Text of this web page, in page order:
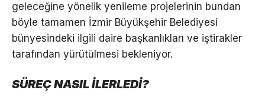
geleceğine yönelik yenileme projelerinin bundan
böyle tamamen İzmir Büyükşehir Belediyesi
bünyesindeki ilgili daire başkanlıkları ve iştirakler
tarafından yürütülmesi bekleniyor.
SÜREÇ NASIL İLERLEDİ?